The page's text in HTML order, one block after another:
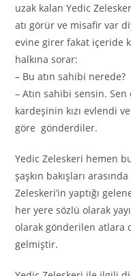
uzak kalan Yedic
atı görür ve misafir var
evine girer fakat içeride
halkına sorar:
– Bu atın sahibi nerede?
– Atın sahibi sensin.
kardeşinin kızı evlendi
göre gönderdiler.
Yedic Zeleskeri hemen
şaşkın bakışları
Zeleskeri’in yaptığı
her yere sözlü olarak
olarak gönderilen atlara
gelmiştir.